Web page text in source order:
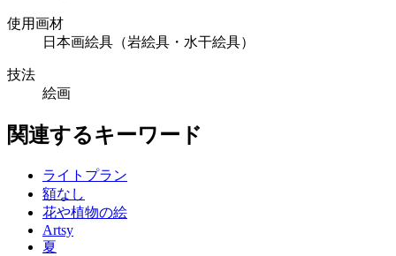
使用画材
日本画絵具（岩絵具・水干絵具）
技法
絵画
関連するキーワード
ライトプラン
額なし
花や植物の絵
Artsy
夏